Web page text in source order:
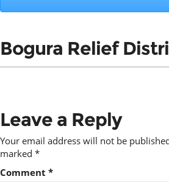
Bogura Relief
Leave a Reply
Your email address will not be
marked *
Comment *